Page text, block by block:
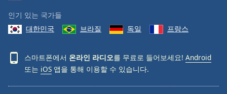
인기 있는 국가들
대한민국
브라질 독일 프랑스
스마트폰에서 온라인 라디오를 무료로 들어보세요! Android
또는 iOS 앱을 통해 이용할 수 있습니다.